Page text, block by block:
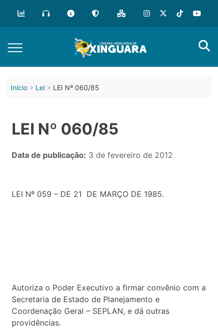
Início Lei LEI Nº 060/85
LEI Nº 060/85
Data de publicação: 3 de fevereiro de 2012
LEI Nº 059 – DE 21 DE MARÇO DE 1985.
Autoriza o Poder Executivo a firmar convênio com a
Secretaria de Estado de Planejamento e
Coordenação Geral – SEPLAN, e dá outras
providências.